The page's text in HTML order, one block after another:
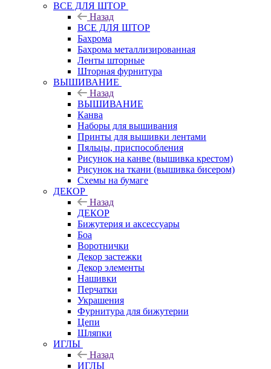
ВСЕ ДЛЯ ШТОР
Назад
ВСЕ ДЛЯ ШТОР
Бахрома
Бахрома металлизированная
Ленты шторные
Шторная фурнитура
ВЫШИВАНИЕ
Назад
ВЫШИВАНИЕ
Канва
Наборы для вышивания
Принты для вышивки лентами
Пяльцы, приспособления
Рисунок на канве (вышивка крестом)
Рисунок на ткани (вышивка бисером)
Схемы на бумаге
ДЕКОР
Назад
ДЕКОР
Бижутерия и аксессуары
Боа
Воротнички
Декор застежки
Декор элементы
Нашивки
Перчатки
Украшения
Фурнитура для бижутерии
Цепи
Шляпки
ИГЛЫ
Назад
ИГЛЫ